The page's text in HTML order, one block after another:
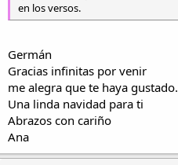
en los versos.
Germán
Gracias infinitas por venir
me alegra que te haya gustado.
Una linda navidad para ti
Abrazos con cariño
Ana